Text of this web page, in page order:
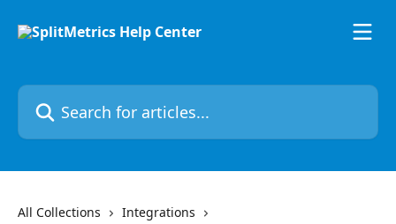
Search for articles...
All Collections
Integrations